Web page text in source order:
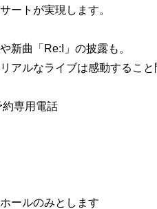
ートが実現します。
新曲「Re:I」の披露も。
アルなライブは感動すること
専用電話
ールのみとします